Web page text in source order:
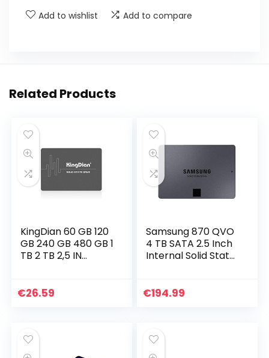
Add to wishlist Add to compare
Related Products
KingDian 60 GB 120
GB 240 GB 480 GB 1
TB 2 TB 2,5 IN
Drive
€26.59
Samsung 870 QVO
4 TB SATA 2.5 Inch
Internal Solid State
€194.99